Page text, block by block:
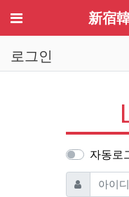
메뉴 新宿
로그인
자동로
아이디 필수